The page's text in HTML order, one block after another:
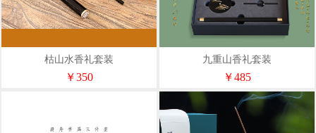
枯山水香礼套装
￥350
九重山香礼套装
￥485